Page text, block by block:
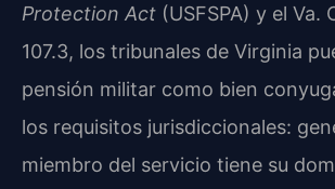
Protection Act (USFSPA) y el Va.
107.3, los tribunales de Virginia
pensión militar como bien
los requisitos jurisdiccionales:
miembro del servicio tiene su